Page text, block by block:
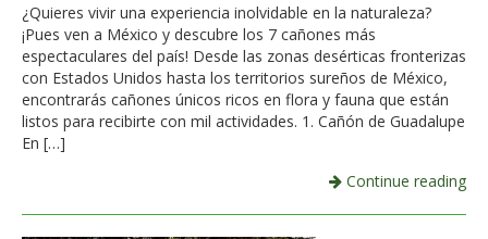
¿Quieres vivir una experiencia inolvidable en la naturaleza?
¡Pues ven a México y descubre los 7 cañones más
espectaculares del país! Desde las zonas desérticas fronterizas
con Estados Unidos hasta los territorios sureños de México,
encontrarás cañones únicos ricos en flora y fauna que están
listos para recibirte con mil actividades. 1. Cañón de Guadalupe
En […]
Continue reading